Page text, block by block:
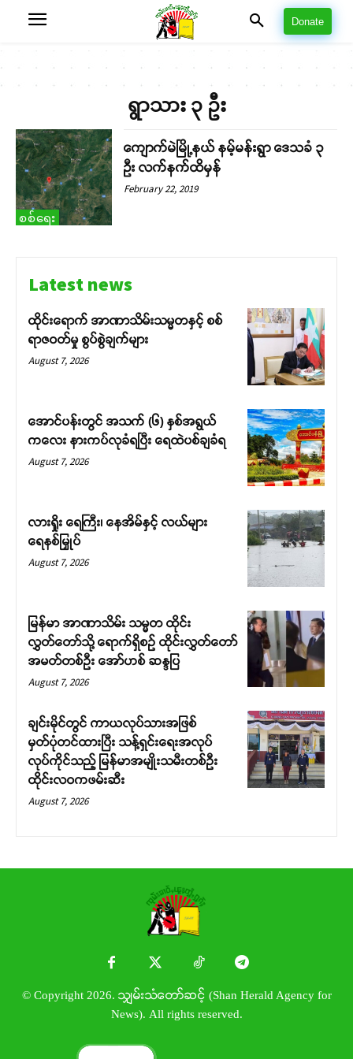
Donate
ရွာသား ၃ ဦး
စစ်ရေး
ကျောက်မဲမြို့နယ် နမ့်မန်းရွာ ဒေသခံ ၃
ဦး လက်နက်ထိမှန်
February 22, 2019
Latest news
ထိုင်းရောက် အာဏာသိမ်းသမ္မတနှင့် စစ်
ရာဇဝတ်မှု စွပ်စွဲချက်များ
August 7, 2026
အောင်ပန်းတွင် အသက် (၆) နှစ်အရွယ်
ကလေး နားကပ်လုခံရပြီး ရေထဲပစ်ချခံရ
August 7, 2026
လားရှိုး ရေကြီး၊ နေအိမ်နှင့် လယ်များ
ရေနစ်မြှုပ်
August 7, 2026
မြန်မာ အာဏာသိမ်း သမ္မတ ထိုင်း
လွှတ်တော်သို့ ရောက်ရှိစဉ် ထိုင်းလွှတ်တော်
အမတ်တစ်ဦး အော်ဟစ် ဆန္ဒပြ
August 7, 2026
ချင်းမိုင်တွင် ကာယလုပ်သားအဖြစ်
မှတ်ပုံတင်ထားပြီး သန့်ရှင်းရေးအလုပ်
လုပ်ကိုင်သည့် မြန်မာအမျိုးသမီးတစ်ဦး
ထိုင်းလဝကဖမ်းဆီး
August 7, 2026
© Copyright 2026. သျှမ်းသံတော်ဆင့် (Shan Herald Agency for
News). All rights reserved.